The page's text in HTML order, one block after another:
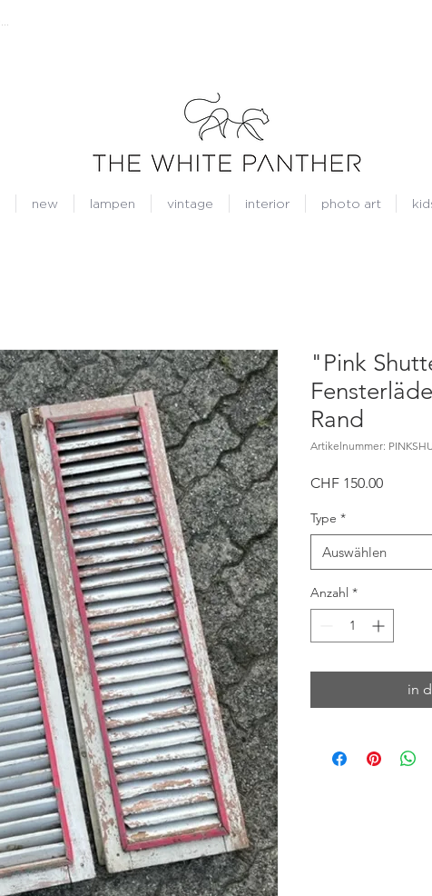
new lampen vintage interior photo art
"Pink
Rand
Artikelnummer:
CHF 150.00Preis
Type *
Auswählen
Anzahl *
in